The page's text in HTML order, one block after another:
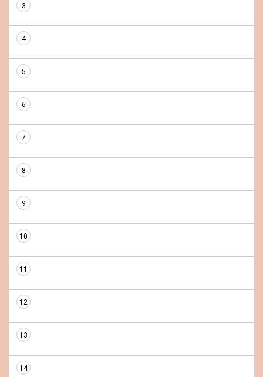
3
4
5
6
7
8
9
10
11
12
13
14